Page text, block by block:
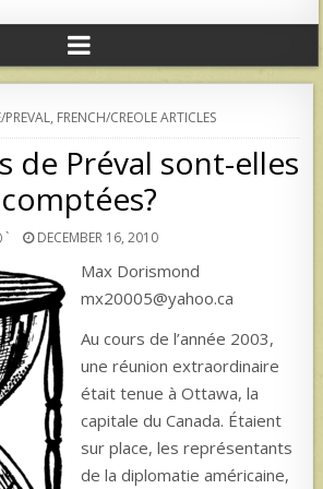
PREVAL, FRENCH/CREOLE ARTICLES
de Préval sont-elles
comptées?
` DECEMBER 16, 2010
Max Dorismond
mx20005@yahoo.ca
Au cours de l’année 2003,
une réunion extraordinaire
était tenue à Ottawa, la
capitale du Canada. Étaient
sur place, les représentants
de la diplomatie américaine,